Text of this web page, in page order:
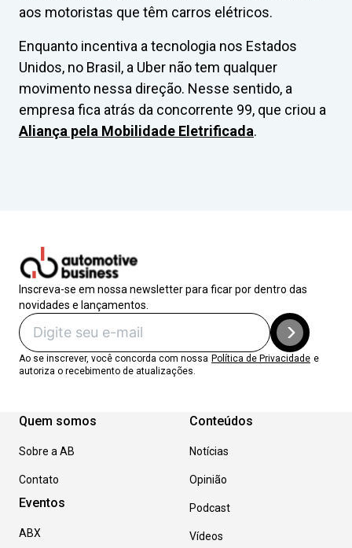
aos motoristas que têm carros elétricos.
Enquanto incentiva a tecnologia nos Estados
Unidos, no Brasil, a Uber não tem qualquer
movimento nessa direção. Nesse sentido, a
empresa fica atrás da concorrente 99, que criou a
Aliança pela Mobilidade Eletrificada.
Inscreva-se em nossa newsletter para ficar por dentro das
novidades e lançamentos.
Ao se inscrever, você concorda com nossa Política de Privacidade e
autoriza o recebimento de atualizações.
Quem somos
Sobre a AB
Contato
Eventos
ABX
Conteúdos
Notícias
Opinião
Podcast
Vídeos